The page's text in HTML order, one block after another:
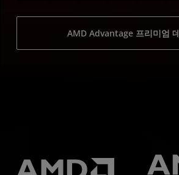
AMD Advantage 프리미엄